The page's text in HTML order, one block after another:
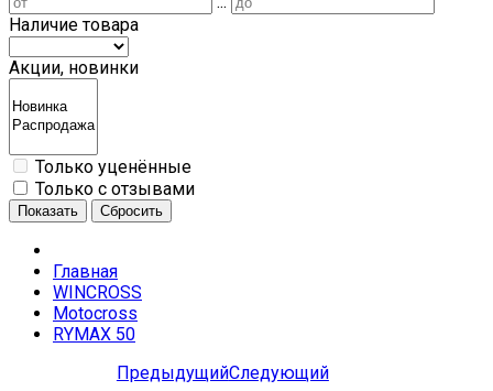
Наличие товара
Акции, новинки
Только уценённые
Только с отзывами
Показать Сбросить
Главная
WINCROSS
Motocross
RYMAX 50
ПредыдущийСледующий